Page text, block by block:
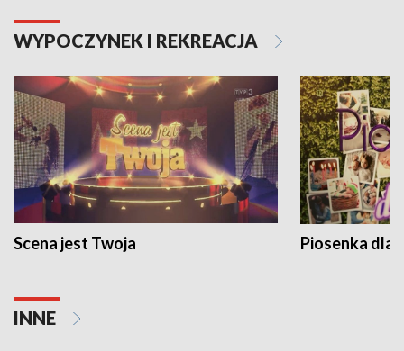
WYPOCZYNEK I REKREACJA
Scena jest Twoja Piosenka dla
INNE